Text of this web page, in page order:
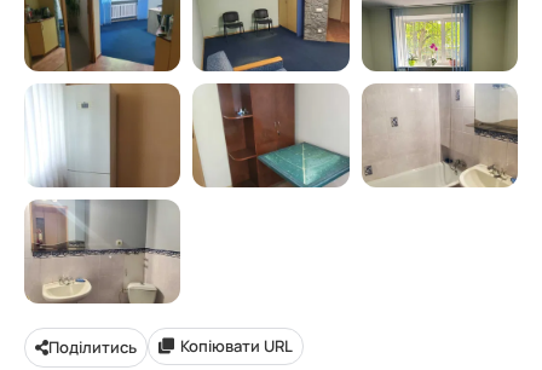
Поділитись Копіювати URL